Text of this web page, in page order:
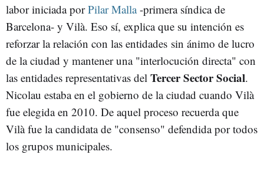
labor iniciada porPilar Malla-primera síndica de
Barcelona- y Vilà. Eso sí, explica que su intención es
reforzar la relación con las entidades sin ánimo de lucro
de la ciudad y mantener una "interlocución directa" con
las entidades representativas del Tercer Sector Social.
Nicolau estaba en el gobierno de la ciudad cuando Vilà
fue elegida en 2010. De aquel proceso recuerda que
Vilà fue la candidata de "consenso" defendida por todos
los grupos municipales.